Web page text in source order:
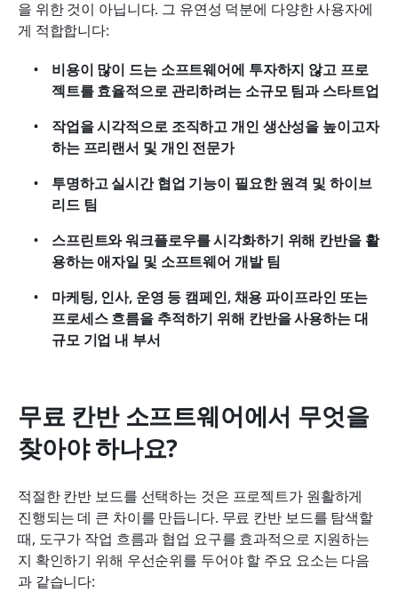
을 위한 것이 아닙니다. 그 유연성 덕분에 다양한 사용자에
게 적합합니다:
비용이 많이 드는 소프트웨어에 투자하지 않고 프로
젝트를 효율적으로 관리하려는 소규모 팀과 스타트업
작업을 시각적으로 조직하고 개인 생산성을 높이고자
하는 프리랜서 및 개인 전문가
투명하고 실시간 협업 기능이 필요한 원격 및 하이브
리드 팀
스프린트와 워크플로우를 시각화하기 위해 칸반을 활
용하는 애자일 및 소프트웨어 개발 팀
마케팅, 인사, 운영 등 캠페인, 채용 파이프라인 또는
프로세스 흐름을 추적하기 위해 칸반을 사용하는 대
규모 기업 내 부서
무료 칸반 소프트웨어에서 무엇을
찾아야 하나요?
적절한 칸반 보드를 선택하는 것은 프로젝트가 원활하게
진행되는 데 큰 차이를 만듭니다. 무료 칸반 보드를 탐색할
때, 도구가 작업 흐름과 협업 요구를 효과적으로 지원하는
지 확인하기 위해 우선순위를 두어야 할 주요 요소는 다음
과 같습니다: